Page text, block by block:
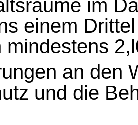
im
einem
mindestens
an den
und die